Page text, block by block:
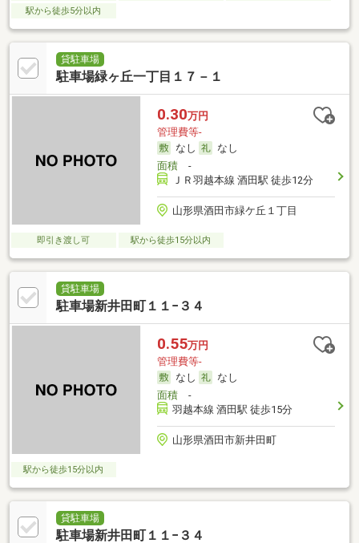
駅から徒歩5分以内
貸駐車場
駐車場緑ヶ丘一丁目１７－１
0.30万円
管理費等-
なし
なし
面積-
ＪＲ羽越本線 酒田駅 徒歩12分
山形県酒田市緑ケ丘１丁目
即引き渡し可 駅から徒歩15分以内
貸駐車場
駐車場新井田町１１−３４
0.55万円
管理費等-
なし
なし
面積-
羽越本線 酒田駅 徒歩15分
山形県酒田市新井田町
駅から徒歩15分以内
貸駐車場
駐車場新井田町１１−３４